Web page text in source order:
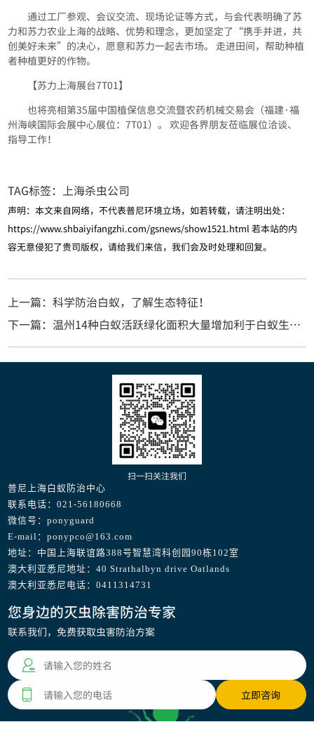
通过工厂参观、会议交流、现场论证等方式，与会代表明确了苏
力和苏力农业上海的战略、优势和理念，更加坚定了“携手并进，共
创美好未来”的决心，愿意和苏力一起去市场。 走进田间，帮助种植
者种植更好的作物。
【苏力上海展台7T01】
也将亮相第35届中国植保信息交流暨农药机械交易会（福建·福
州海峡国际会展中心展位：7T01）。 欢迎各界朋友莅临展位洽谈、
指导工作！
TAG标签： 上海杀虫公司
声明：本文来自网络，不代表普尼环境立场，如若转载，请注明出处：
https://www.shbaiyifangzhi.com/gsnews/show1521.html 若本站的内
容无意侵犯了贵司版权，请给我们来信，我们会及时处理和回复。
上一篇：科学防治白蚁，了解生态特征！
下一篇：温州14种白蚁活跃绿化面积大量增加利于白蚁生存繁殖
扫一扫关注我们
普尼上海白蚁防治中心
联系电话：021-56180668
微信号：ponyguard
E-mail：ponypco@163.com
地址：中国上海联谊路388号智慧湾科创园90栋102室
澳大利亚悉尼地址：40 Strathalbyn drive Oatlands
澳大利亚悉尼电话：0411314731
您身边的灭虫除害防治专家
联系我们，免费获取虫害防治方案